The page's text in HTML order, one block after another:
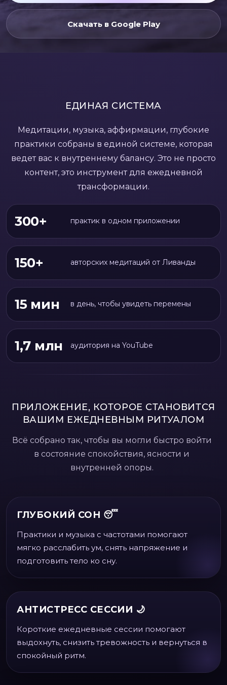
Скачать в Google Play
ЕДИНАЯ СИСТЕМА
Медитации, музыка, аффирмации, глубокие
практики собраны в единой системе, которая
ведет вас к внутреннему балансу. Это не просто
контент, это инструмент для ежедневной
трансформации.
300+ практик в одном приложении
150+ авторских медитаций от Ливанды
15 мин в день, чтобы увидеть перемены
1,7 млн аудитория на YouTube
ПРИЛОЖЕНИЕ, КОТОРОЕ СТАНОВИТСЯ
ВАШИМ ЕЖЕДНЕВНЫМ РИТУАЛОМ
Всё собрано так, чтобы вы могли быстро войти
в состояние спокойствия, ясности и
внутренней опоры.
ГЛУБОКИЙ СОН 😴
Практики и музыка с частотами помогают
мягко расслабить ум, снять напряжение и
подготовить тело ко сну.
АНТИСТРЕСС СЕССИИ 🌙
Короткие ежедневные сессии помогают
выдохнуть, снизить тревожность и вернуться в
спокойный ритм.